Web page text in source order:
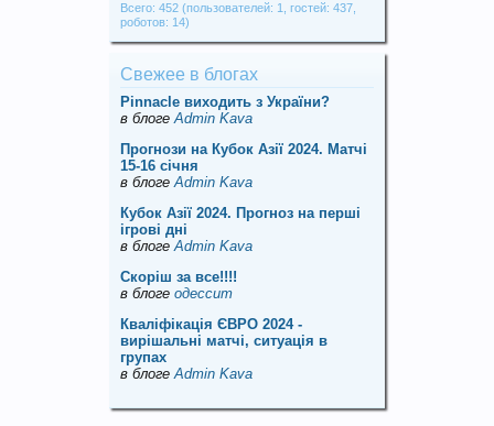
Всего: 452 (пользователей: 1, гостей: 437,
роботов: 14)
Свежее в блогах
Pinnacle виходить з України?
в блогеAdmin Kava
Прогнози на Кубок Азії 2024. Матчі
15-16 січня
в блогеAdmin Kava
Кубок Азії 2024. Прогноз на перші
ігрові дні
в блогеAdmin Kava
Скорiш за все!!!!
в блоге одессит
Кваліфікація ЄВРО 2024 -
вирішальні матчі, ситуація в
групах
в блогеAdmin Kava